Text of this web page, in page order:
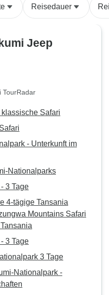
Reisedauer
Jeep
TourRadar
Safari
- Unterkunft im
Nationalparks
3 Tage
4-tägige Tansania
Mountains Safari
3 Tage
3 Tage
Nationalpark -